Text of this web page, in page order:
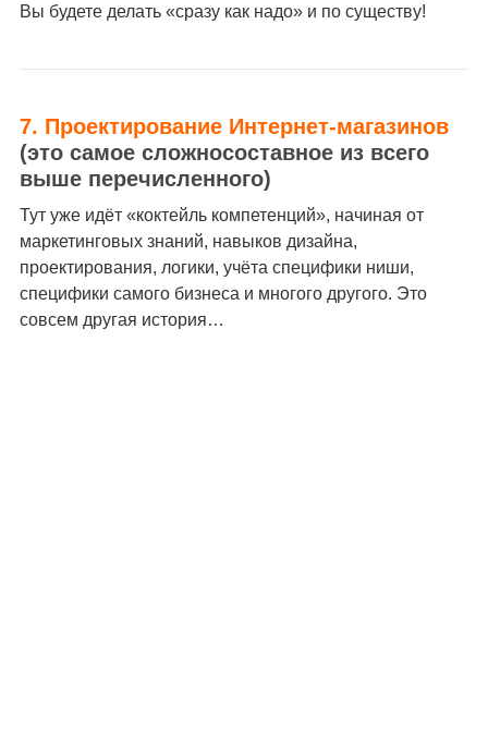
Вы будете делать «сразу как надо» и по существу!
7. Проектирование Интернет-магазинов
(это самое сложносоставное из всего
выше перечисленного)
Тут уже идёт «коктейль компетенций», начиная от
маркетинговых знаний, навыков дизайна,
проектирования, логики, учёта специфики ниши,
специфики самого бизнеса и многого другого. Это
совсем другая история…